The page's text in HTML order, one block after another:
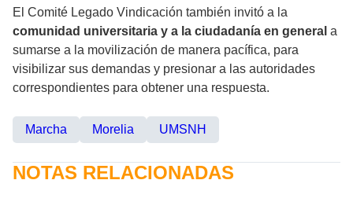
El Comité Legado Vindicación también invitó a la
comunidad universitaria y a la ciudadanía en general a
sumarse a la movilización de manera pacífica, para
visibilizar sus demandas y presionar a las autoridades
correspondientes para obtener una respuesta.
Marcha Morelia UMSNH
NOTAS RELACIONADAS